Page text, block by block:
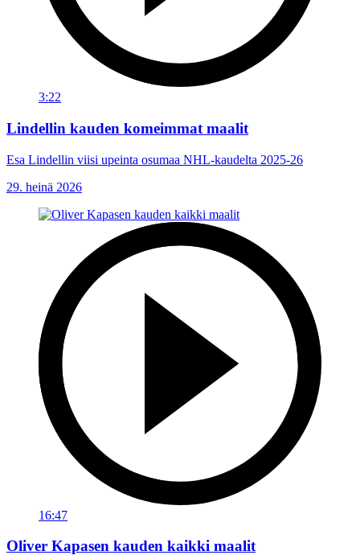
3:22
Lindellin kauden komeimmat maalit
Esa Lindellin viisi upeinta osumaa NHL-kaudelta 2025-26
29. heinä 2026
16:47
Oliver Kapasen kauden kaikki maalit